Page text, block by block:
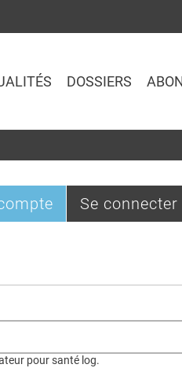
DOSSIERS
Se connecter
pour santé log.